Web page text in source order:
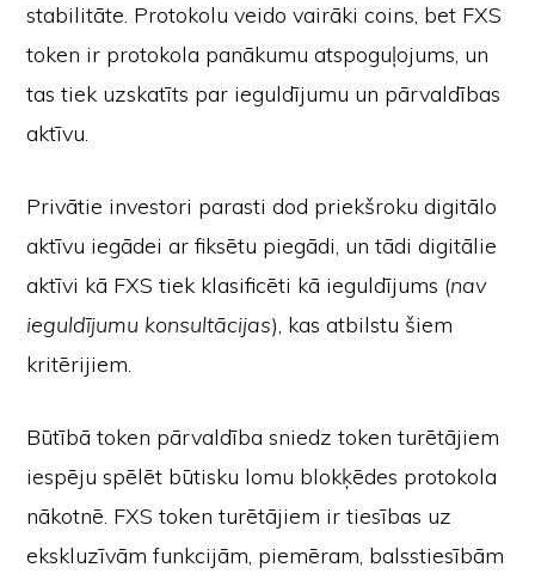
stabilitāte. Protokolu veido vairāki coins, bet FXS
token ir protokola panākumu atspoguļojums, un
tas tiek uzskatīts par ieguldījumu un pārvaldības
aktīvu.
Privātie investori parasti dod priekšroku digitālo
aktīvu iegādei ar fiksētu piegādi, un tādi digitālie
aktīvi kā FXS tiek klasificēti kā ieguldījums (nav
ieguldījumu konsultācijas), kas atbilstu šiem
kritērijiem.
Būtībā token pārvaldība sniedz token turētājiem
iespēju spēlēt būtisku lomu blokķēdes protokola
nākotnē. FXS token turētājiem ir tiesības uz
ekskluzīvām funkcijām, piemēram, balsstiesībām